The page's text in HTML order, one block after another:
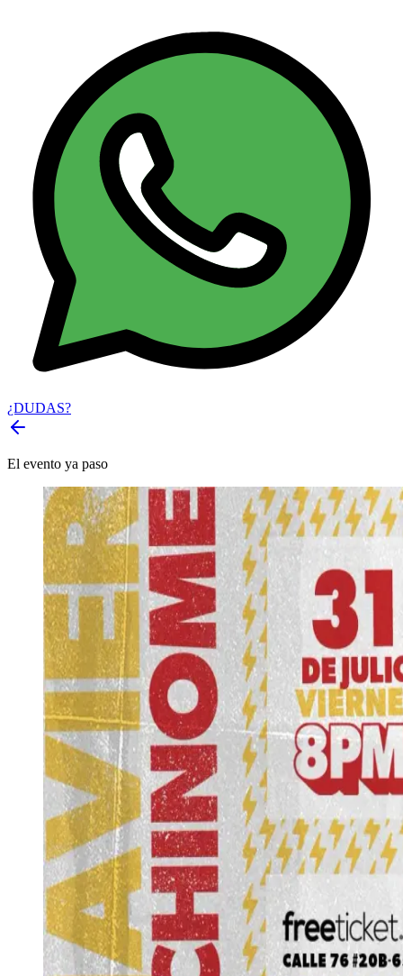
¿DUDAS?
El evento ya paso